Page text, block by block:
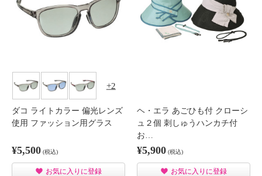
2
ダコ ライトカラー 偏光レンズ
使用 ファッション用グラス
¥5,500 (税込)
お気に入りに登録
ヘ・エラ あごひも付 クローシ
ュ２個 刺しゅうハンカチ付
お…
¥5,900 (税込)
お気に入りに登録